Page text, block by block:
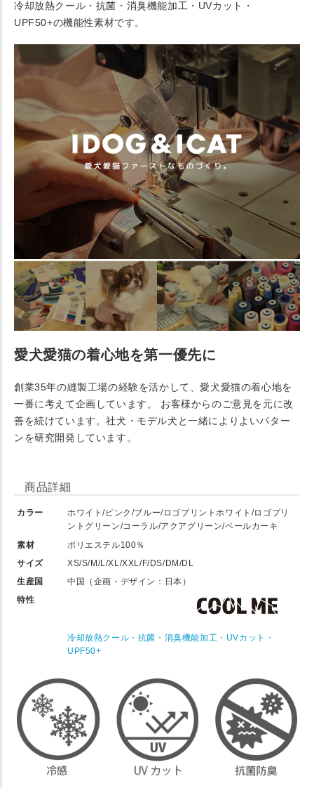
冷却放熱クール・抗菌・消臭機能加工・UVカット・
UPF50+の機能性素材です。
愛犬愛猫の着心地を第一優先に
創業35年の縫製工場の経験を活かして、愛犬愛猫の着心地を
一番に考えて企画しています。 お客様からのご意見を元に改
善を続けています。社犬・モデル犬と一緒によりよいパター
ンを研究開発しています。
商品詳細
カラー
ホワイト/ピンク/ブルー/ロゴプリントホワイト/ロゴプリ
ントグリーン/コーラル/アクアグリーン/ペールカーキ
素材
ポリエステル100％
サイズ
XS/S/M/L/XL/XXL/F/DS/DM/DL
生産国
中国（企画・デザイン：日本）
特性
冷却放熱クール・抗菌・消臭機能加工・UVカット・
UPF50+